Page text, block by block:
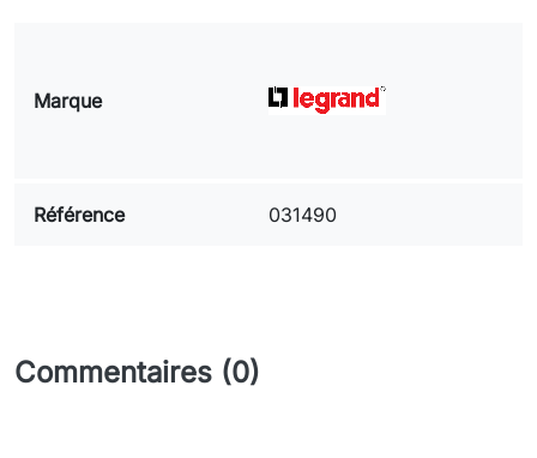
Marque
Référence 031490
Commentaires (0)